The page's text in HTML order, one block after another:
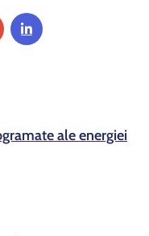
ale energiei